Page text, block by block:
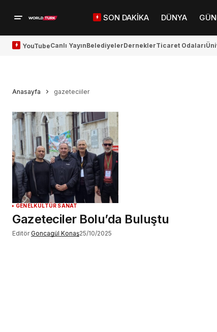
SON DAKİKA DÜNYA
YouTubeCanlı YayınBelediyelerDerneklerTicaret Odaları
Anasayfa gazeteciiler
GENELKÜLTÜR SANAT
Gazeteciler Bolu’da Buluştu
Editör Goncagül Konaş25/10/2025